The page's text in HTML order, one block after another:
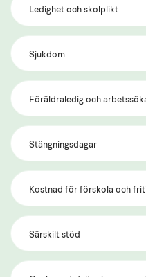
Ledighet och skolplikt
Sjukdom
Föräldraledig och
Stängningsdagar
Kostnad för förskola och
Särskilt stöd